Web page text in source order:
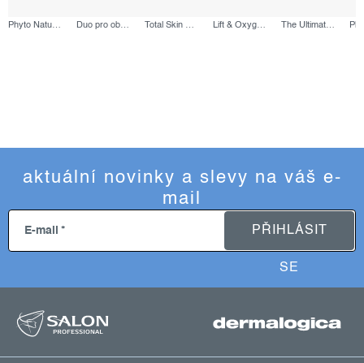
Phyto Nature Longevity Set, výhodný set Duo pro obnovu a revitalizaci pleti, výhodný set Total Skin Reset, výhodný set Lift & Oxygen Collection, výhodný set The Ultimate Firming Ritual, výhodný set
aktuální novinky a slevy na váš e-
mail
E-mail PŘIHLÁSIT
SE